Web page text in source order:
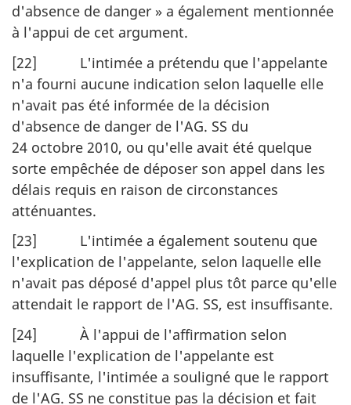
d'absence de danger » a également mentionnée
à l'appui de cet argument.
[22] L'intimée a prétendu que l'appelante
n'a fourni aucune indication selon laquelle elle
n'avait pas été informée de la décision
d'absence de danger de l'AG. SS du
24 octobre 2010, ou qu'elle avait été quelque
sorte empêchée de déposer son appel dans les
délais requis en raison de circonstances
atténuantes.
[23] L'intimée a également soutenu que
l'explication de l'appelante, selon laquelle elle
n'avait pas déposé d'appel plus tôt parce qu'elle
attendait ​​le rapport de l'AG. SS, est insuffisante.
[24] À l'appui de l'affirmation selon
laquelle l'explication de l'appelante est
insuffisante, l'intimée a souligné que le rapport
de l'AG. SS ne constitue pas la décision et fait